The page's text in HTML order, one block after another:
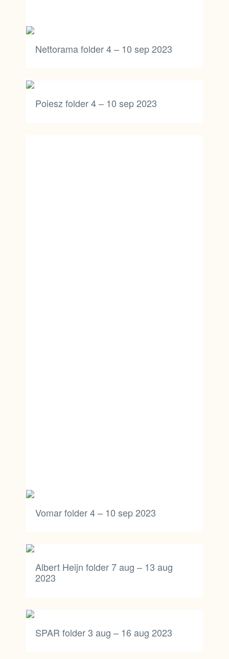
Nettorama folder 4 – 10 sep 2023
Poiesz folder 4 – 10 sep 2023
Vomar folder 4 – 10 sep 2023
Albert Heijn folder 7 aug – 13 aug
2023
SPAR folder 3 aug – 16 aug 2023